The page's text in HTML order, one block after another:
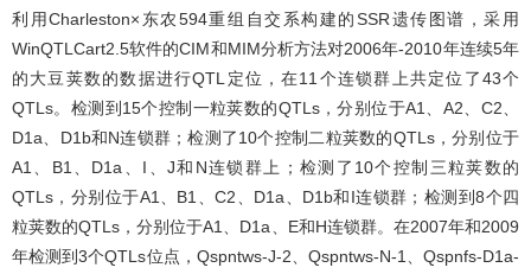
利用Charleston×东农594重组自交系构建的SSR遗传图谱，采用
WinQTLCart2.5软件的CIM和MIM分析方法对2006年-2010年连续5年
的大豆荚数的数据进行QTL定位，在11个连锁群上共定位了43个
QTLs。检测到15个控制一粒荚数的QTLs，分别位于A1、A2、C2、
D1a、D1b和N连锁群；检测了10个控制二粒荚数的QTLs，分别位于
A1、B1、D1a、I、J和N连锁群上；检测了10个控制三粒荚数的
QTLs，分别位于A1、B1、C2、D1a、D1b和I连锁群；检测到8个四
粒荚数的QTLs，分别位于A1、D1a、E和H连锁群。在2007年和2009
年检测到3个QTLs位点，Qspntws-J-2、Qspntws-N-1、Qspnfs-D1a-